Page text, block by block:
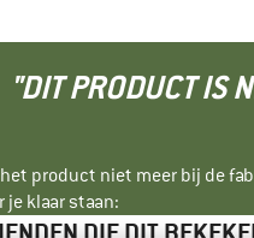
"DIT PRODUCT IS
product niet meer bij de
klaar staan: